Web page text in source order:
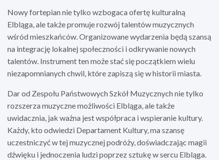
Nowy fortepian nie tylko wzbogaca ofertę kulturalną
Elbląga, ale także promuje rozwój talentów muzycznych
wśród mieszkańców. Organizowane wydarzenia będą szansą
na integrację lokalnej społeczności i odkrywanie nowych
talentów. Instrument ten może stać się początkiem wielu
niezapomnianych chwil, które zapiszą się w historii miasta.
Dar od Zespołu Państwowych Szkół Muzycznych nie tylko
rozszerza muzyczne możliwości Elbląga, ale także
uwidacznia, jak ważna jest współpraca i wspieranie kultury.
Każdy, kto odwiedzi Departament Kultury, ma szansę
uczestniczyć w tej muzycznej podróży, doświadczając magii
dźwięku i jednoczenia ludzi poprzez sztukę w sercu Elbląga.